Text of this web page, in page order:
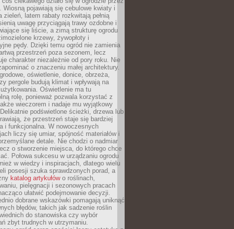
Wiosną pojawiają się cebulowe kwiaty i
zieleń, latem rabaty rozkwitają pełnią
uwagę przyciągają trawy ozdobne i
się liście, a zimą strukturę ogrodu
krzewy, żywopłoty i
pędy. Dzięki temu ogród nie zamienia
przestrzeń poza sezonem, lecz
charakter niezależnie od pory roku. Nie
o znaczeniu małej architektury.
oświetlenie, donice, obrzeża,
pergole budują klimat i wpływają na
Oświetlenie ma tu
rolę, ponieważ pozwala korzystać z
wieczorem i nadaje mu wyjątkowy
podświetlone ścieżki, drzewa lub
że przestrzeń staje się bardziej
i funkcjonalna. W nowoczesnych
liczy się umiar, spójność materiałów i
detale. Nie chodzi o nadmiar
o stworzenie miejsca, do którego chce
Połowa sukcesu w urządzaniu ogrodu
w wiedzy i inspiracjach, dlatego wielu
posesji szuka sprawdzonych porad, a
katalog artykułówo roślinach,
pielęgnacji i sezonowych pracach
ułatwić podejmowanie decyzji.
dobrane wskazówki pomagają uniknąć
błędów, takich jak sadzenie roślin
do stanowiska czy wybór
zbyt trudnych w utrzymaniu.